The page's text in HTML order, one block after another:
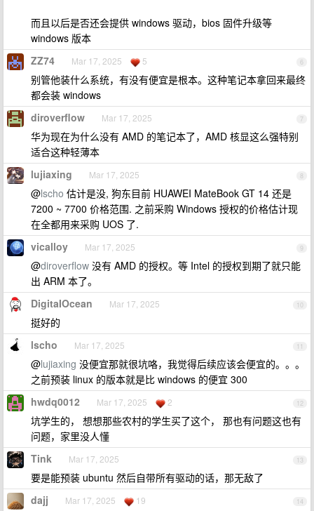
而且以后是否还会提供 windows 驱动，bios 固件升级等
windows 版本
6
ZZ74 Mar 17, 2025 5
别管他装什么系统，有没有便宜是根本。这种笔记本拿回来最终
都会装 windows
7
diroverflow Mar 17, 2025
华为现在为什么没有 AMD 的笔记本了，AMD 核显这么强特别
适合这种轻薄本
8
lujiaxing Mar 17, 2025
@lscho 估计是没, 狗东目前 HUAWEI MateBook GT 14 还是
7200 ~ 7700 价格范围. 之前采购 Windows 授权的价格估计现
在全都用来采购 UOS 了.
9
vicalloy Mar 17, 2025
@diroverflow 没有 AMD 的授权。等 Intel 的授权到期了就只能
出 ARM 本了。
10
DigitaIOcean Mar 17, 2025
挺好的
11
lscho Mar 17, 2025
@lujiaxing 没便宜那就很坑咯，我觉得后续应该会便宜的。。。
之前预装 linux 的版本就是比 windows 的便宜 300
12
hwdq0012 Mar 17, 2025 2
坑学生的， 想想那些农村的学生买了这个， 那也有问题这也有
问题，家里没人懂
13
Tink Mar 17, 2025
要是能预装 ubuntu 然后自带所有驱动的话，那无敌了
14
dajj Mar 17, 2025 19